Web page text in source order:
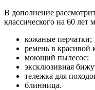
В дополнение
классического на 60
кожаные перчатки;
ремень в красивой
моющий пылесос;
эксклюзивная
тележка для
блинница.